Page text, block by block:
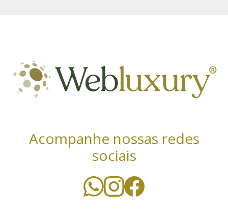
Acompanhe nossas redes
sociais